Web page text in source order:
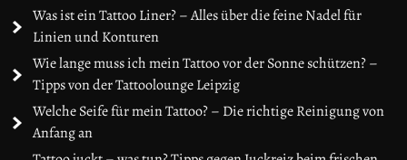
Was ist ein Tattoo Liner? – Alles über die feine Nadel für
Linien und Konturen
Wie lange muss ich mein Tattoo vor der Sonne schützen? –
Tipps von der Tattoolounge Leipzig
Welche Seife für mein Tattoo? – Die richtige Reinigung von
Anfang an